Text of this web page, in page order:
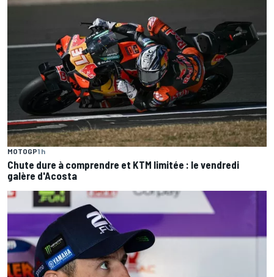
MOTOGP1 h
Chute dure à comprendre et KTM limitée : le vendredi
galère d'Acosta